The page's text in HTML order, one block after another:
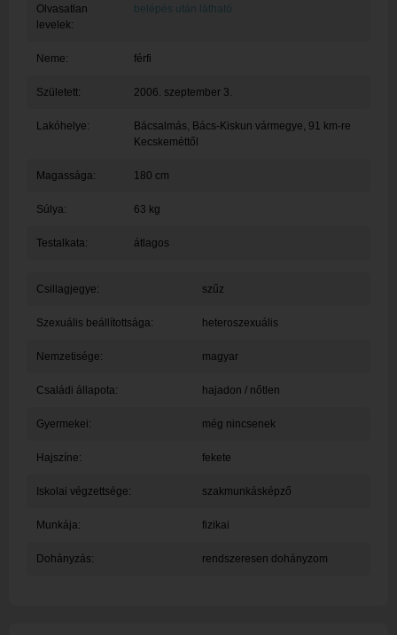
Olvasatlan
levelek:
belépés után látható
Neme: férfi
Született: 2006. szeptember 3.
Lakóhelye: Bácsalmás, Bács-Kiskun vármegye, 91 km-re
Kecskeméttől
Magassága: 180 cm
Súlya: 63 kg
Testalkata: átlagos
Csillagjegye: szűz
Szexuális beállítottsága: heteroszexuális
Nemzetisége: magyar
Családi állapota: hajadon / nőtlen
Gyermekei: még nincsenek
Hajszíne: fekete
Iskolai végzettsége: szakmunkásképző
Munkája: fizikai
Dohányzás: rendszeresen dohányzom